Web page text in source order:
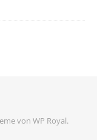
von WP Royal.